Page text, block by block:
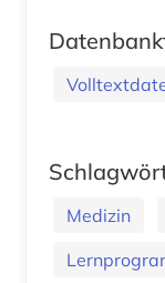
Medizin